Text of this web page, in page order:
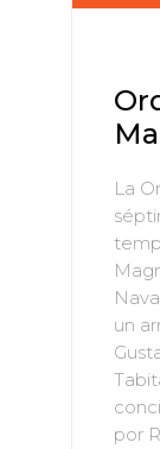
Orquesta Usach –
La
un
por